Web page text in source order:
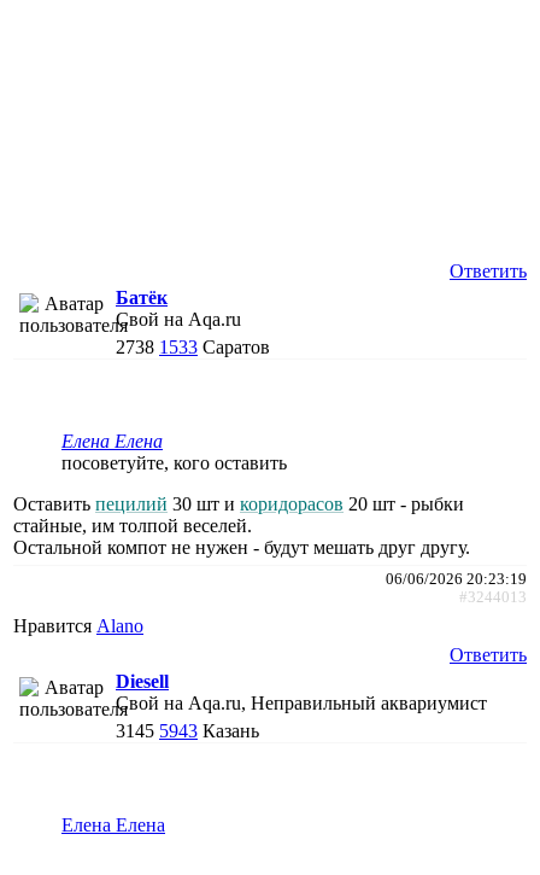
Ответить
Батёк
Свой на Aqa.ru
2738 1533 Саратов
Елена Елена
посоветуйте, кого оставить
Оставить пецилий 30 шт и коридорасов 20 шт - рыбки
стайные, им толпой веселей.
Остальной компот не нужен - будут мешать друг другу.
06/06/2026 20:23:19
#3244013
Нравится Alano
Ответить
Diesell
Свой на Aqa.ru, Неправильный аквариумист
3145 5943 Казань
Елена Елена